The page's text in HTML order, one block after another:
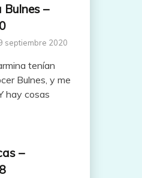
Bulnes –
septiembre 2020
tenían
Bulnes, y me
hay cosas
–